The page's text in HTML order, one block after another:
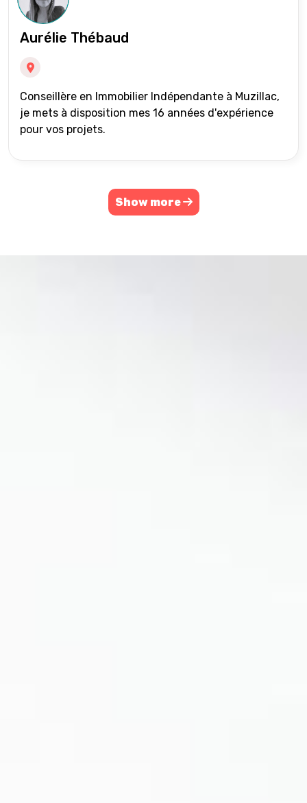
Aurélie Thébaud
Conseillère en Immobilier Indépendante à Muzillac,
je mets à disposition mes 16 années d'expérience
pour vos projets.
Show more